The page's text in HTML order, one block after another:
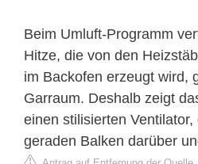
Beim Umluft-Programm
Hitze, die von den
im Backofen erzeugt wird,
Garraum. Deshalb zeigt
einen stilisierten Ventilator,
geraden Balken darüber